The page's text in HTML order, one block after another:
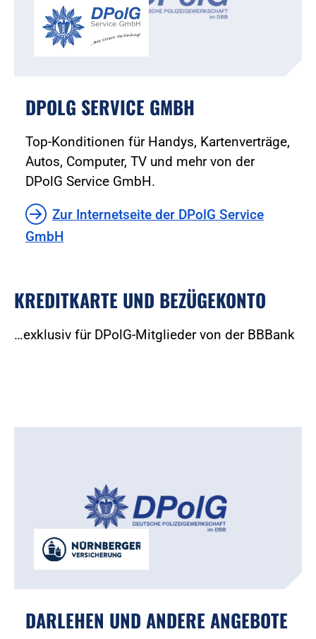
DPOLG SERVICE GMBH
Top-Konditionen für Handys, Kartenverträge,
Autos, Computer, TV und mehr von der
DPolG Service GmbH.
Zur Internetseite der DPolG Service
GmbH
KREDITKARTE UND BEZÜGEKONTO
…exklusiv für DPolG-Mitglieder von der BBBank
DARLEHEN UND ANDERE ANGEBOTE